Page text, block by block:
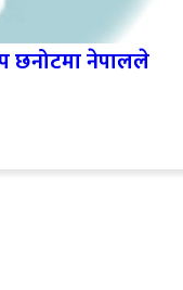
छनोटमा नेपालले